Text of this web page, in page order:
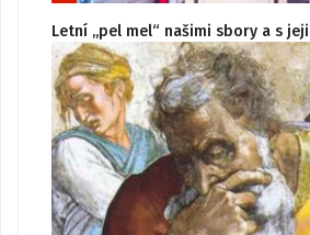
Letní „pel mel“ našimi sbory a s